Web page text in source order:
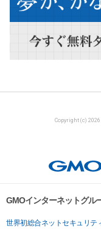
Copyright (c)
GMOインターネットグル
世界初総合ネットセキュリテ